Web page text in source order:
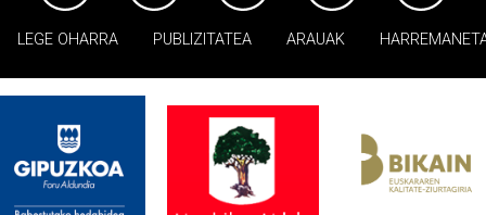
LEGE OHARRA PUBLIZITATEA ARAUAK